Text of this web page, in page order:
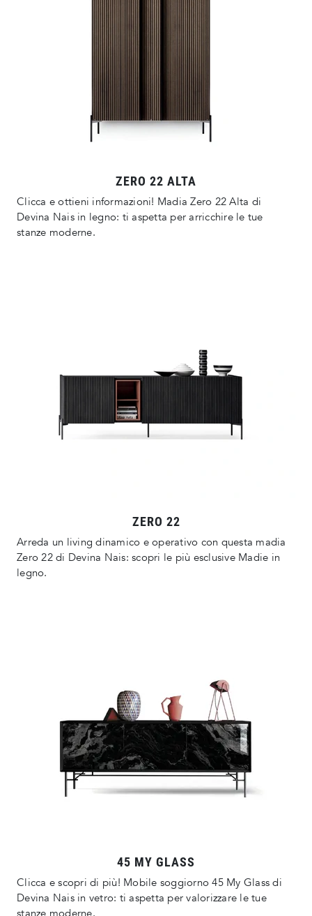
ZERO 22 ALTA
Clicca e ottieni informazioni! Madia Zero 22 Alta di
Devina Nais in legno: ti aspetta per arricchire le tue
stanze moderne.
ZERO 22
Arreda un living dinamico e operativo con questa madia
Zero 22 di Devina Nais: scopri le più esclusive Madie in
legno.
45 MY GLASS
Clicca e scopri di più! Mobile soggiorno 45 My Glass di
Devina Nais in vetro: ti aspetta per valorizzare le tue